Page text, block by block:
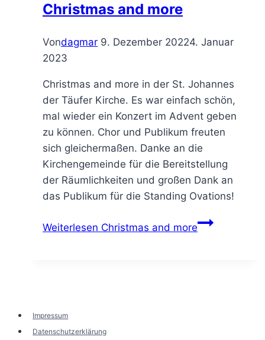
Christmas and more
Vondagmar 9. Dezember 20224. Januar
2023
Christmas and more in der St. Johannes
der Täufer Kirche. Es war einfach schön,
mal wieder ein Konzert im Advent geben
zu können. Chor und Publikum freuten
sich gleichermaßen. Danke an die
Kirchengemeinde für die Bereitstellung
der Räumlichkeiten und großen Dank an
das Publikum für die Standing Ovations!
Weiterlesen Christmas and more
Impressum
Datenschutzerklärung